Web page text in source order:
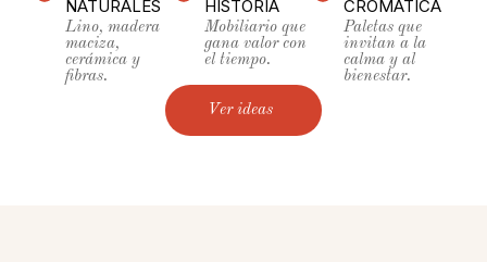
NATURALES
Lino, madera
maciza,
cerámica y
fibras.
HISTORIA
Mobiliario que
gana valor con
el tiempo.
CROMÁTICA
Paletas que
invitan a la
calma y al
bienestar.
Ver ideas